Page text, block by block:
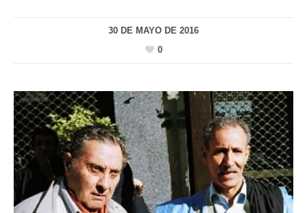
30 DE MAYO DE 2016
0